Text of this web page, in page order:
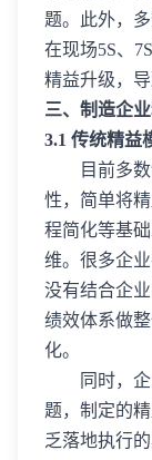
题。此外，
在现场5S、
精益升级，
三、制造企
3.1 传统精益
目前多
性，简单将
程简化等基
维。很多企
没有结合企
绩效体系做
化。
同时，
题，制定的
乏落地执行